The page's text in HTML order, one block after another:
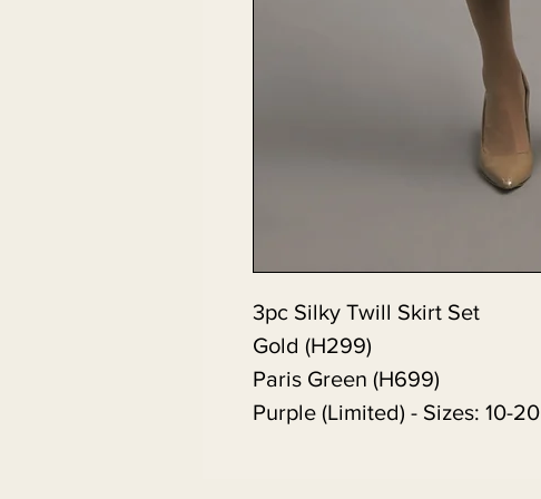
3pc Silky Twill Skirt Set
Gold (H299)
Paris Green (H699)
Purple (Limited) - Sizes: 10-20